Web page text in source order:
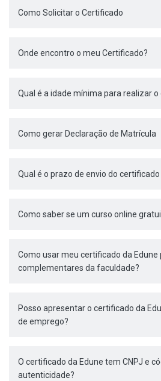
Como Solicitar o Certificado
Onde encontro o meu Certificado?
Qual é a idade mínima para realizar o
Como gerar Declaração de Matrícula
Qual é o prazo de envio do
Como saber se um curso online
Como usar meu certificado da Edune
complementares da faculdade?
Posso apresentar o certificado da
de emprego?
O certificado da Edune tem CNPJ e
autenticidade?